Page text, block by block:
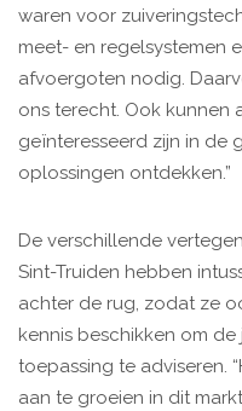
waren voor
meet- en regelsystemen
afvoergoten nodig.
ons terecht. Ook kunnen
geïnteresseerd zijn in de
oplossingen ontdekken.”
De verschillende
Sint-Truiden hebben
achter de rug, zodat ze
kennis beschikken om
toepassing te adviseren.
aan te groeien in dit